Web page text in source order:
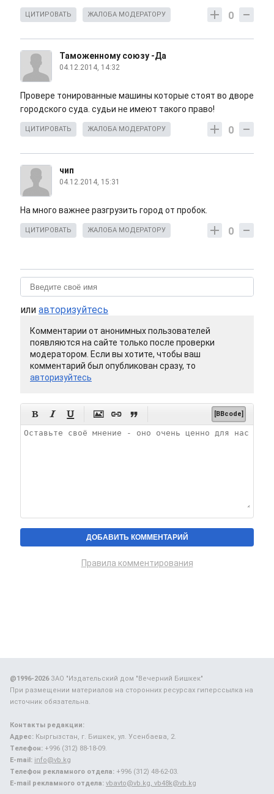
0
ЦИТИРОВАТЬ ЖАЛОБА МОДЕРАТОРУ
Таможенному союзу -Да
04.12.2014, 14:32
Провере тонированные машины которые стоят во дворе
городского суда. судьи не имеют такого право!
0
ЦИТИРОВАТЬ ЖАЛОБА МОДЕРАТОРУ
чип
04.12.2014, 15:31
На много важнее разгрузить город от пробок.
0
ЦИТИРОВАТЬ ЖАЛОБА МОДЕРАТОРУ
или авторизуйтесь
Комментарии от анонимных пользователей
появляются на сайте только после проверки
модератором. Если вы хотите, чтобы ваш
комментарий был опубликован сразу, то
авторизуйтесь
      [BBcode]
Правила комментирования
@1996-2026ЗАО "Издательский дом "Вечерний Бишкек"
При размещении материалов на сторонних ресурсах гиперссылка на
источник обязательна.
Контакты редакции:
Адрес: Кыргызстан, г. Бишкек, ул. Усенбаева, 2.
Телефон: +996 (312) 88-18-09.
E-mail: info@vb.kg
Телефон рекламного отдела: +996 (312) 48-62-03.
E-mail рекламного отдела: vbavto@vb.kg, vb48k@vb.kg